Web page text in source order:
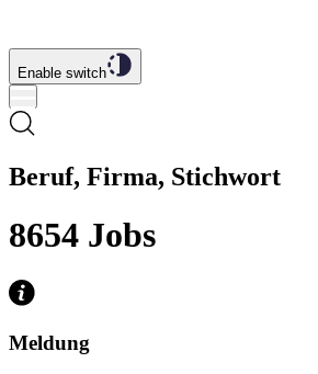
Enable switch
Beruf, Firma, Stichwort
8654 Jobs
Meldung